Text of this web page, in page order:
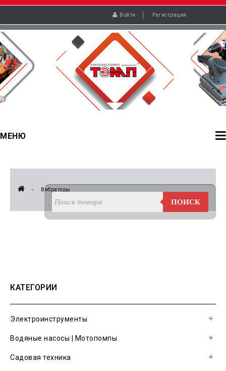
Войти Регистрация
МЕНЮ
Вибраторы
ПОИСК
КАТЕГОРИИ
Электроинструменты
Водяные насосы | Мотопомпы
Садовая техника